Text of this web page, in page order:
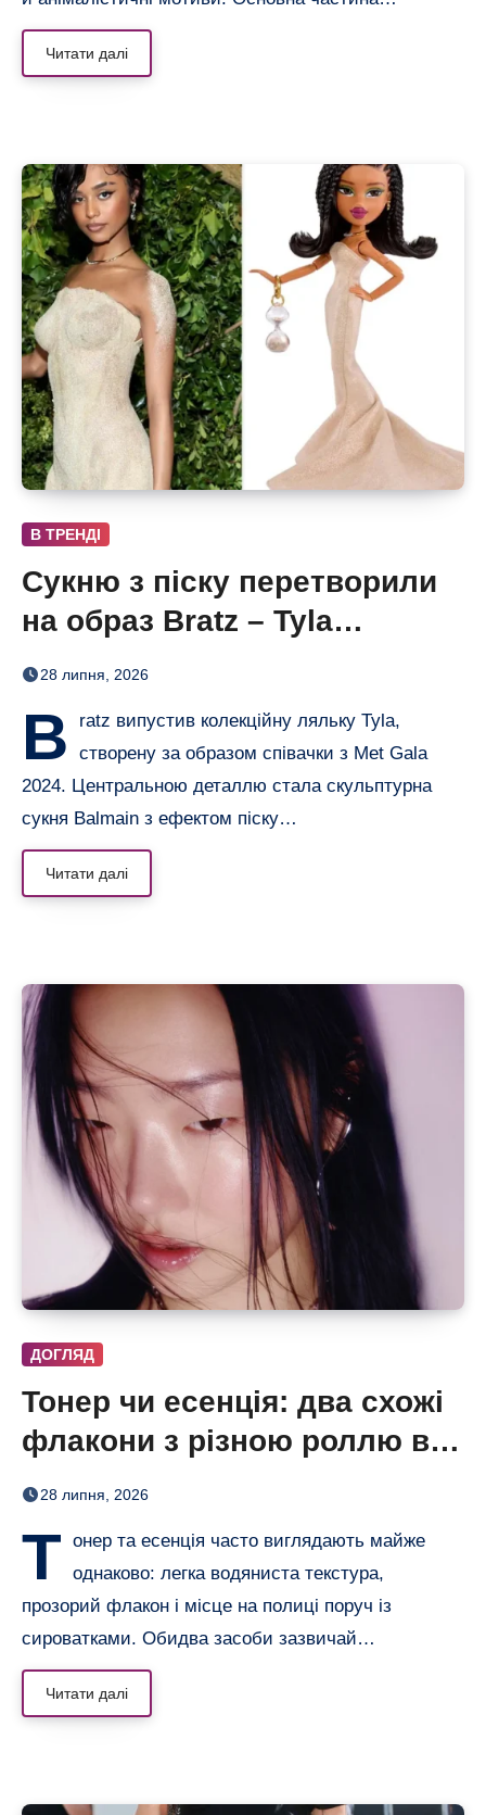
Читати далі
В ТРЕНДІ
Сукню з піску перетворили
на образ Bratz – Tyla
отримала власну ляльку
28 липня, 2026
B
ratz випустив колекційну ляльку Tyla,
створену за образом співачки з Met Gala
2024. Центральною деталлю стала скульптурна
сукня Balmain з ефектом піску…
Читати далі
ДОГЛЯД
Тонер чи есенція: два схожі
флакони з різною роллю в
догляді
28 липня, 2026
Т онер та есенція часто виглядають майже
однаково: легка водяниста текстура,
прозорий флакон і місце на полиці поруч із
сироватками. Обидва засоби зазвичай…
Читати далі